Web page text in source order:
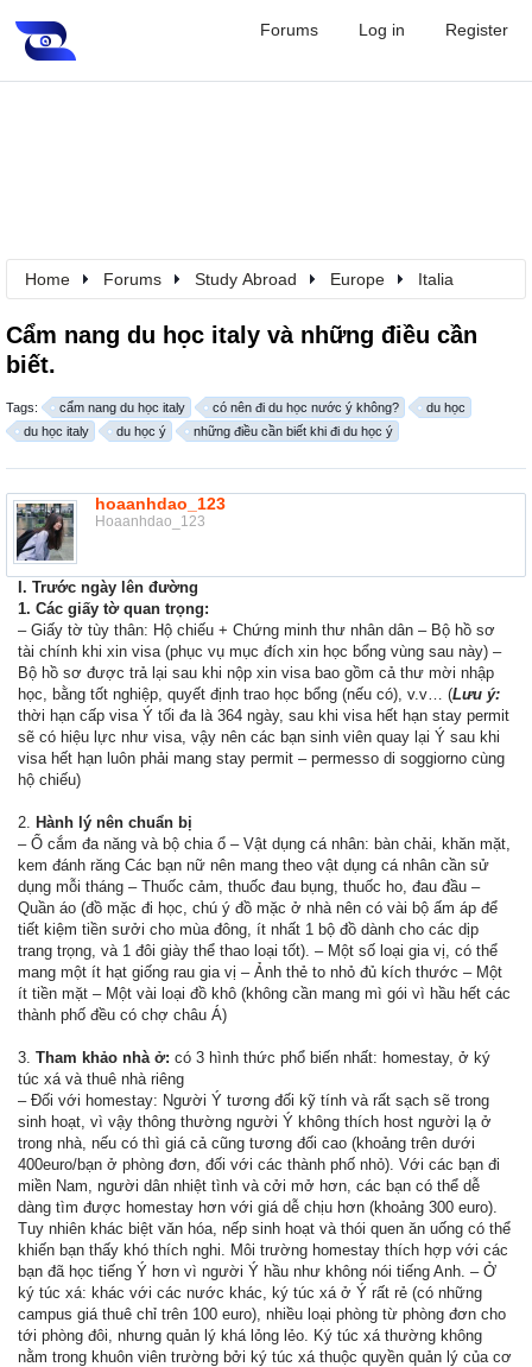
Home Forums Study Abroad Europe Italia
Cẩm nang du học italy và những điều cần
biết.
Tags: cẩm nang du học italy có nên đi du học nước ý không?
du học
du học italy
du học ý những điều cần biết khi đi du học ý
hoaanhdao_123
Hoaanhdao_123
I. Trước ngày lên đường
1. Các giấy tờ quan trọng:
– Giấy tờ tùy thân: Hộ chiếu + Chứng minh thư nhân dân – Bộ hồ sơ
tài chính khi xin visa (phục vụ mục đích xin học bổng vùng sau này) –
Bộ hồ sơ được trả lại sau khi nộp xin visa bao gồm cả thư mời nhập
học, bằng tốt nghiệp, quyết định trao học bổng (nếu có), v.v… (Lưu ý:
thời hạn cấp visa Ý tối đa là 364 ngày, sau khi visa hết hạn stay permit
sẽ có hiệu lực như visa, vậy nên các bạn sinh viên quay lại Ý sau khi
visa hết hạn luôn phải mang stay permit – permesso di soggiorno cùng
hộ chiếu)
2. Hành lý nên chuẩn bị
– Ổ cắm đa năng và bộ chia ổ – Vật dụng cá nhân: bàn chải, khăn mặt,
kem đánh răng Các bạn nữ nên mang theo vật dụng cá nhân cần sử
dụng mỗi tháng – Thuốc cảm, thuốc đau bụng, thuốc ho, đau đầu –
Quần áo (đồ mặc đi học, chú ý đồ mặc ở nhà nên có vài bộ ấm áp để
tiết kiệm tiền sưởi cho mùa đông, ít nhất 1 bộ đồ dành cho các dịp
trang trọng, và 1 đôi giày thể thao loại tốt). – Một số loại gia vị, có thể
mang một ít hạt giống rau gia vị – Ảnh thẻ to nhỏ đủ kích thước – Một
ít tiền mặt – Một vài loại đồ khô (không cần mang mì gói vì hầu hết các
thành phố đều có chợ châu Á)
3. Tham khảo nhà ở: có 3 hình thức phổ biến nhất: homestay, ở ký
túc xá và thuê nhà riêng
– Đối với homestay: Người Ý tương đối kỹ tính và rất sạch sẽ trong
sinh hoạt, vì vậy thông thường người Ý không thích host người lạ ở
trong nhà, nếu có thì giá cả cũng tương đối cao (khoảng trên dưới
400euro/bạn ở phòng đơn, đối với các thành phố nhỏ). Với các bạn đi
miền Nam, người dân nhiệt tình và cởi mở hơn, các bạn có thể dễ
dàng tìm được homestay hơn với giá dễ chịu hơn (khoảng 300 euro).
Tuy nhiên khác biệt văn hóa, nếp sinh hoạt và thói quen ăn uống có thể
khiến bạn thấy khó thích nghi. Môi trường homestay thích hợp với các
bạn đã học tiếng Ý hơn vì người Ý hầu như không nói tiếng Anh. – Ở
ký túc xá: khác với các nước khác, ký túc xá ở Ý rất rẻ (có những
campus giá thuê chỉ trên 100 euro), nhiều loại phòng từ phòng đơn cho
tới phòng đôi, nhưng quản lý khá lỏng lẻo. Ký túc xá thường không
nằm trong khuôn viên trường bởi ký túc xá thuộc quyền quản lý của cơ
Forums Log in Register